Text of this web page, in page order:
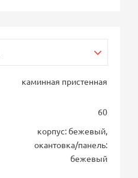
каминная пристенная
60
корпус: бежевый,
окантовка/панель:
бежевый